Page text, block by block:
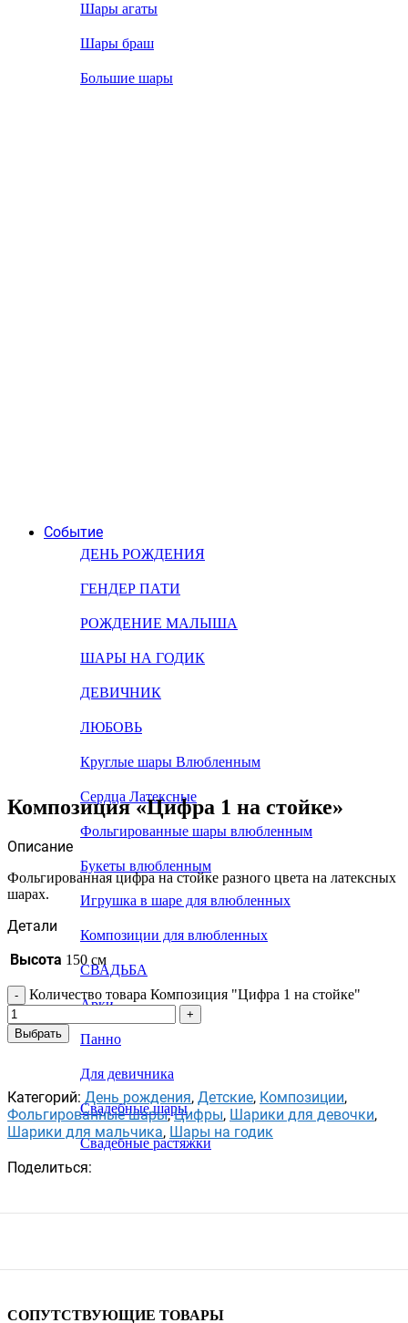
Шары агаты
Шары браш
Большие шары
Событие
ДЕНЬ РОЖДЕНИЯ
ГЕНДЕР ПАТИ
РОЖДЕНИЕ МАЛЫША
ШАРЫ НА ГОДИК
ДЕВИЧНИК
ЛЮБОВЬ
Круглые шары Влюбленным
Сердца Латексные
Фольгированные шары влюбленным
Букеты влюбленным
Игрушка в шаре для влюбленных
Композиции для влюбленных
СВАДЬБА
Арки
Панно
Для девичника
Свадебные шары
Свадебные растяжки
Композиция «Цифра 1 на стойке»
Описание
Фольгированная цифра на стойке разного цвета на латексных
шарах.
Детали
Высота 150 см
Количество товара Композиция "Цифра 1 на стойке"
Выбрать
Категорий: День рождения, Детские, Композиции,
Фольгированные шары, Цифры, Шарики для девочки,
Шарики для мальчика, Шары на годик
Поделиться:
СОПУТСТВУЮЩИЕ ТОВАРЫ